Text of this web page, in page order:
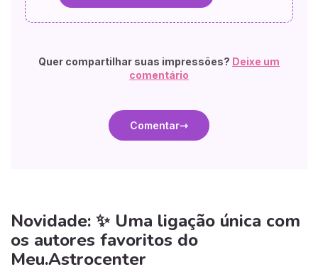
Quer compartilhar suas impressões? Deixe um
comentário
Comentar
Novidade: ✨ Uma ligação única com
os autores favoritos do
Meu.Astrocenter